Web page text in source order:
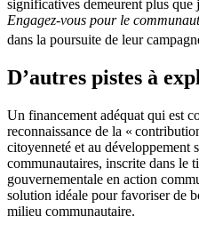
significatives demeurent plus que
Engagez-vous pour le
dans la poursuite de leur
D’autres pistes à
Un financement adéquat qui est
reconnaissance de la «
citoyenneté et au développement
communautaires, inscrite dans le
gouvernementale en action
solution idéale pour favoriser de
milieu communautaire.